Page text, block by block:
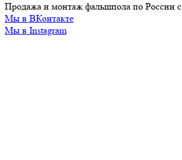
Продажа и монтаж фальшпола по России с
Мы в ВКонтакте
Мы в Instagram